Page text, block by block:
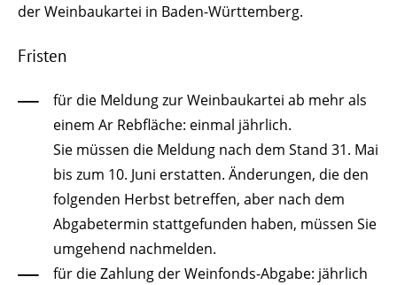
der Weinbaukartei in Baden-Württemberg.
Fristen
für die Meldung zur Weinbaukartei ab mehr als
einem Ar Rebfläche: einmal jährlich.
Sie müssen die Meldung nach dem Stand 31. Mai
bis zum 10. Juni erstatten. Änderungen, die den
folgenden Herbst betreffen, aber nach dem
Abgabetermin stattgefunden haben, müssen Sie
umgehend nachmelden.
für die Zahlung der Weinfonds-Abgabe: jährlich